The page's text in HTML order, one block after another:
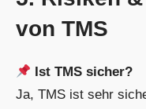
von TMS
Ist TMS sicher?
Ja, TMS ist sehr